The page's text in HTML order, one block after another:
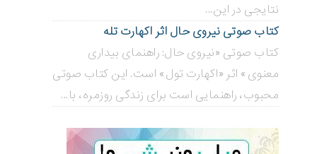
نتایجی در این...
کتاب صوتی نیروی حال اثر اکهارت تله
کتاب صوتی «نیروی حال: راهنمای بیداری
معنوی» اثر «اکهارت تول» است. این کتاب صوتی
محبوب، راهنمایی است برای زندگی روزمره، با...